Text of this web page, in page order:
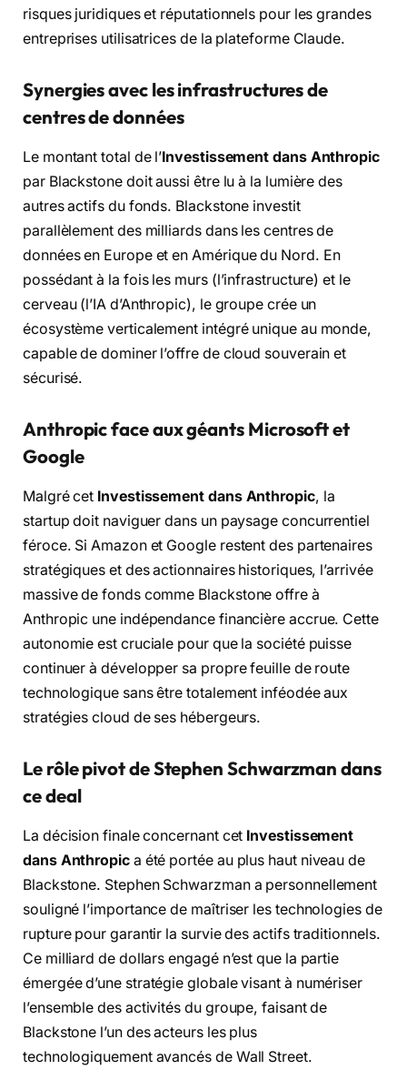
risques juridiques et réputationnels pour les grandes
entreprises utilisatrices de la plateforme Claude.
Synergies avec les infrastructures de
centres de données
Le montant total de l’Investissement dans Anthropic
par Blackstone doit aussi être lu à la lumière des
autres actifs du fonds. Blackstone investit
parallèlement des milliards dans les centres de
données en Europe et en Amérique du Nord. En
possédant à la fois les murs (l’infrastructure) et le
cerveau (l’IA d’Anthropic), le groupe crée un
écosystème verticalement intégré unique au monde,
capable de dominer l’offre de cloud souverain et
sécurisé.
Anthropic face aux géants Microsoft et
Google
Malgré cet Investissement dans Anthropic, la
startup doit naviguer dans un paysage concurrentiel
féroce. Si Amazon et Google restent des partenaires
stratégiques et des actionnaires historiques, l’arrivée
massive de fonds comme Blackstone offre à
Anthropic une indépendance financière accrue. Cette
autonomie est cruciale pour que la société puisse
continuer à développer sa propre feuille de route
technologique sans être totalement inféodée aux
stratégies cloud de ses hébergeurs.
Le rôle pivot de Stephen Schwarzman dans
ce deal
La décision finale concernant cet Investissement
dans Anthropica été portée au plus haut niveau de
Blackstone. Stephen Schwarzman a personnellement
souligné l’importance de maîtriser les technologies de
rupture pour garantir la survie des actifs traditionnels.
Ce milliard de dollars engagé n’est que la partie
émergée d’une stratégie globale visant à numériser
l’ensemble des activités du groupe, faisant de
Blackstone l’un des acteurs les plus
technologiquement avancés de Wall Street.